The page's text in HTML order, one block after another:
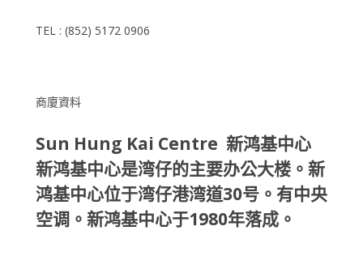
TEL : (852) 5172 0906
商廈資料
Sun Hung Kai Centre 新鸿基中心
新鸿基中心是湾仔的主要办公大楼。新
鸿基中心位于湾仔港湾道30号。有中央
空调。新鸿基中心于1980年落成。